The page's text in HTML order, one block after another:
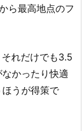
ら最高地点のフ
れだけでも3.5
かったり快適
うが得策で